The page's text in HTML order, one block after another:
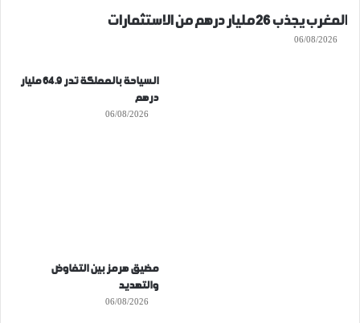
المغرب يجذب 26 مليار درهم من الاستثمارات
06/08/2026
السياحة بالمملكة تدر 64.9 مليار
درهم
06/08/2026
مضيق هرمز بين التفاوض
والتهديد
06/08/2026